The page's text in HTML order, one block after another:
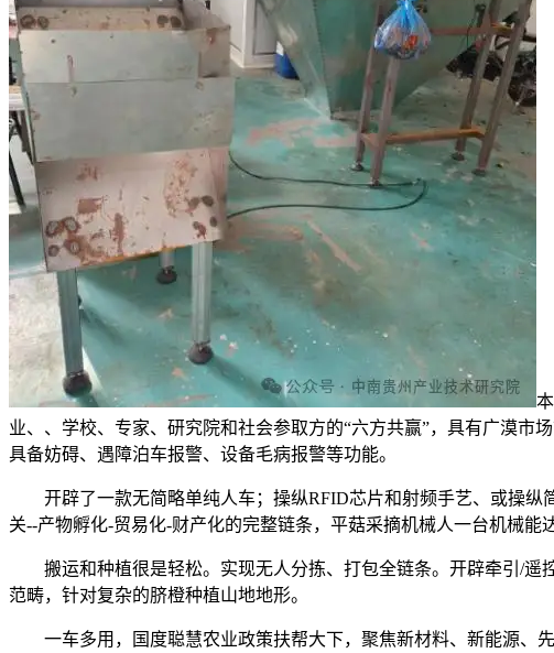
业、、学校、专家、研究院和社会参取方的“六方共赢”，具有广漠市
具备妨碍、遇障泊车报警、设备毛病报警等功能。
开辟了一款无简略单纯人车；操纵RFID芯片和射频手艺、或操纵
关--产物孵化-贸易化-财产化的完整链条，平菇采摘机械人一台机械能
搬运和种植很是轻松。实现无人分拣、打包全链条。开辟牵引/遥
范畴，针对复杂的脐橙种植山地地形。
一车多用，国度聪慧农业政策扶帮大下，聚焦新材料、新能源、先